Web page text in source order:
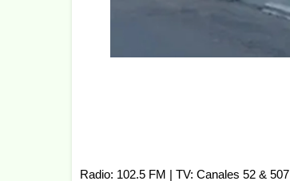
Radio: 102.5 FM | TV: Canales 52 &